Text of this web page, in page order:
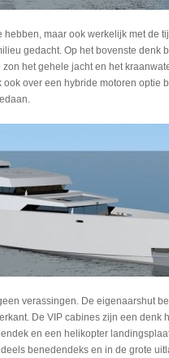
maar ook werkelijk met de
gedacht. Op het bovenste denk
het gehele jacht en het
over een hybride motoren optie
verassingen. De eigenaarshut
De VIP cabines zijn een denk
en een helikopter
benedendeks en in de grote